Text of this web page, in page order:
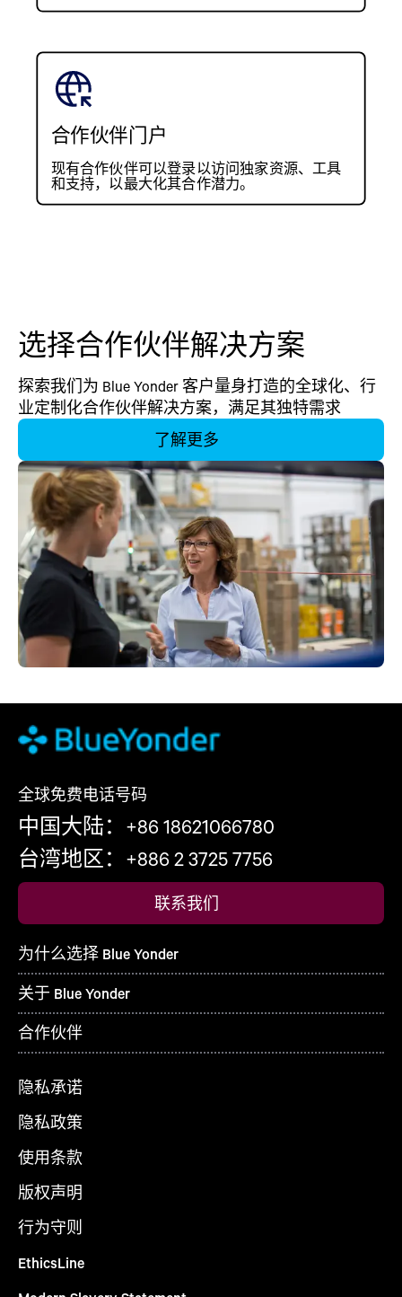
合作伙伴门户
现有合作伙伴可以登录以访问独家资源、工具
和支持，以最大化其合作潜力。
选择合作伙伴解决方案
探索我们为 Blue Yonder 客户量身打造的全球化、行
业定制化合作伙伴解决方案，满足其独特需求
了解更多
全球免费电话号码
中国大陆：+86 18621066780
台湾地区：+886 2 3725 7756
联系我们
为什么选择 Blue Yonder
关于 Blue Yonder
合作伙伴
隐私承诺
隐私政策
使用条款
版权声明
行为守则
EthicsLine